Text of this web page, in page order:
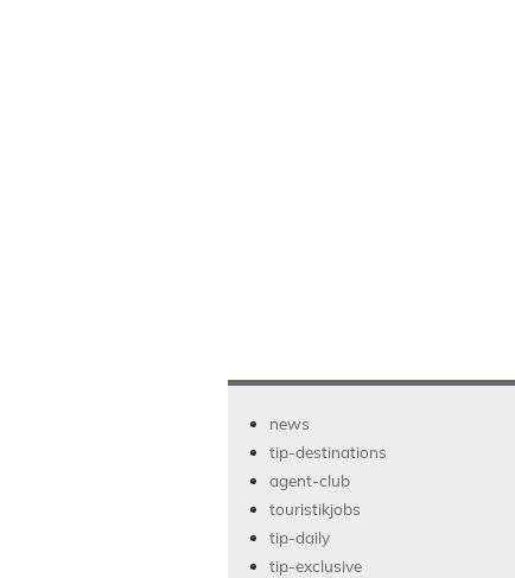
news
tip-destinations
agent-club
touristikjobs
tip-daily
tip-exclusive